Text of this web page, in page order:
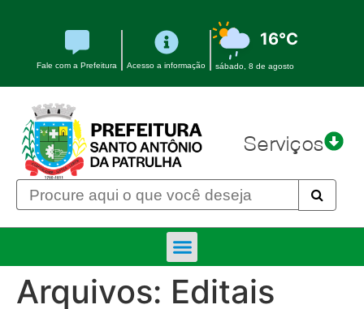
Fale com a Prefeitura Acesso a informação
16°C
sábado, 8 de agosto
Serviços
Arquivos: Editais